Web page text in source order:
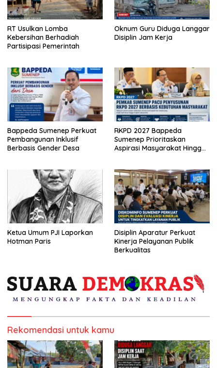
RT Usulkan Lomba
Kebersihan Berhadiah
Partisipasi Pemerintah
Oknum Guru Diduga Langgar
Disiplin Jam Kerja
Bappeda Sumenep Perkuat
Pembangunan Inklusif
Berbasis Gender Desa
RKPD 2027 Bappeda
Sumenep Prioritaskan
Aspirasi Masyarakat Hingga
Ketua Umum PJI Laporkan
Hotman Paris
Disiplin Aparatur Perkuat
Kinerja Pelayanan Publik
Berkualitas
Rekomendasi untuk kamu